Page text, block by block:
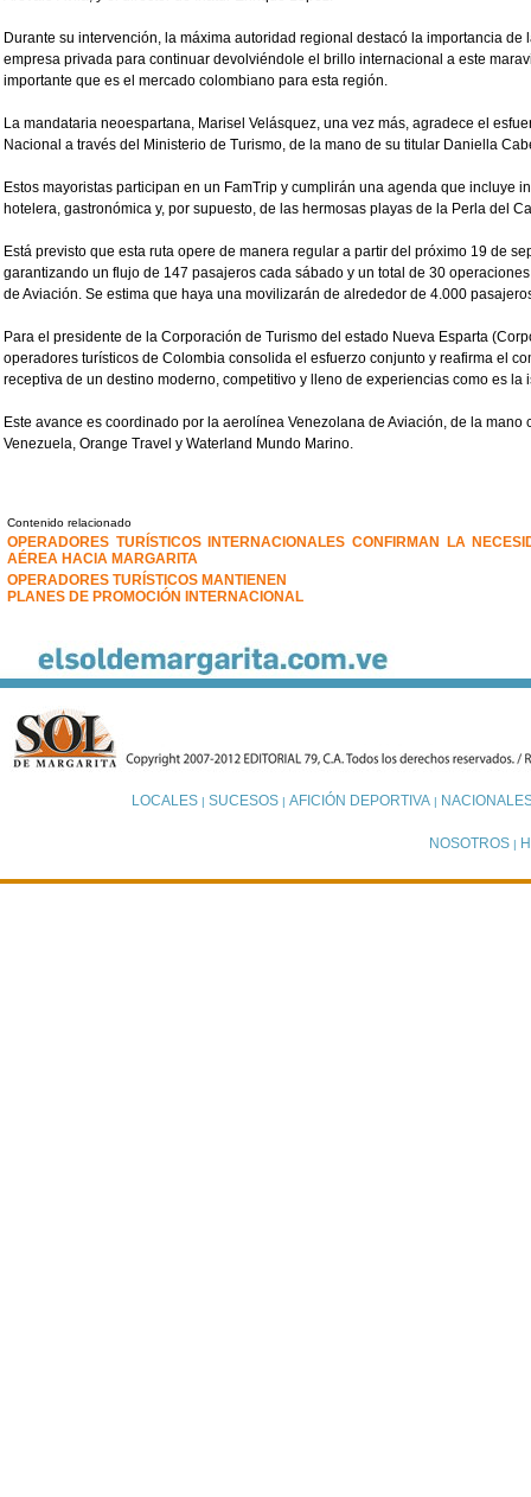
Durante su intervención, la máxima autoridad regional destacó la importancia
empresa privada para continuar devolviéndole el brillo internacional a este
importante que es el mercado colombiano para esta región.
La mandataria neoespartana, Marisel Velásquez, una vez más, agradece el
Nacional a través del Ministerio de Turismo, de la mano de su titular Daniella
Estos mayoristas participan en un FamTrip y cumplirán una agenda que incluye
hotelera, gastronómica y, por supuesto, de las hermosas playas de la Perla del
Está previsto que esta ruta opere de manera regular a partir del próximo 19 de
garantizando un flujo de 147 pasajeros cada sábado y un total de 30
de Aviación. Se estima que haya una movilizarán de alrededor de 4.000
Para el presidente de la Corporación de Turismo del estado Nueva Esparta
operadores turísticos de Colombia consolida el esfuerzo conjunto y reafirma el
receptiva de un destino moderno, competitivo y lleno de experiencias como es la
Este avance es coordinado por la aerolínea Venezolana de Aviación, de la mano
Venezuela, Orange Travel y Waterland Mundo Marino.
Contenido relacionado
OPERADORES TURÍSTICOS INTERNACIONALES CONFIRMAN LA
AÉREA HACIA MARGARITA
OPERADORES TURÍSTICOS MANTIENEN
PLANES DE PROMOCIÓN INTERNACIONAL
LOCALES| SUCESOS| AFICIÓN DEPORTIVA|
NOSOTROS |